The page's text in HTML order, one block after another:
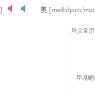
美
释义常
甲基